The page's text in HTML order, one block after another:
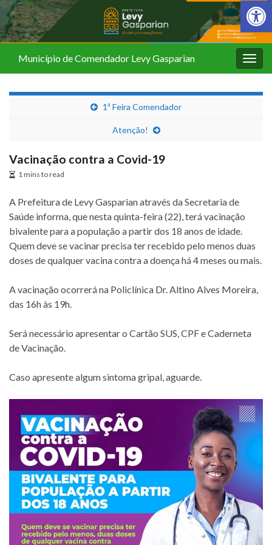
Barra de
Município de Comendador Levy Gasparian
1ª Feira Comendador
Atenção!
Vacinação contra a Covid-19
1 mins to read
A Prefeitura de Levy Gasparian através da Secretaria de
Saúde informa, que nesta quinta-feira (22), terá vacinação
bivalente para a população a partir dos 18 anos de idade.
Quem deve se vacinar precisa ter recebido pelo menos duas
doses de qualquer vacina contra a doença há 4 meses ou mais.
A vacinação ocorrerá na Policlínica Dr. Altino Alves Moreira,
das 16h às 19h.
Será necessário apresentar o Cartão SUS, CPF e Caderneta
de Vacinação.
Caso apresente algum sintoma gripal, aguarde.